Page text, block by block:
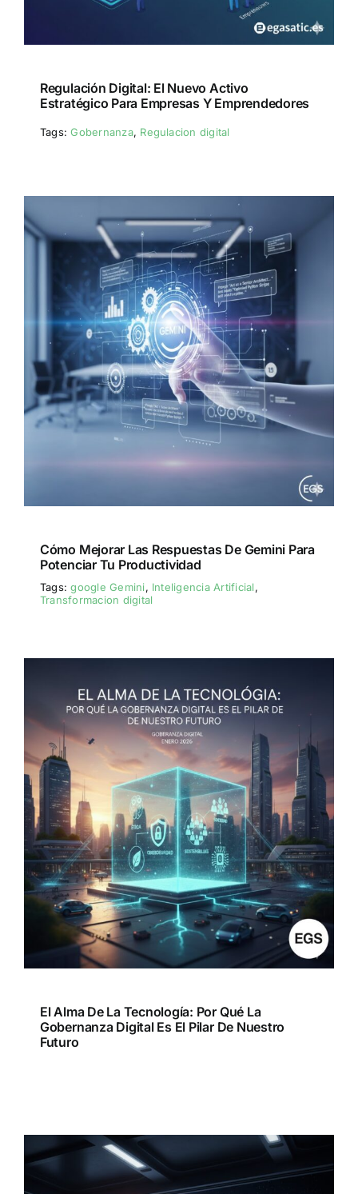
Regulación Digital: El Nuevo Activo
Estratégico Para Empresas Y Emprendedores
Tags:Gobernanza, Regulacion digital
Cómo Mejorar Las Respuestas De Gemini Para
Potenciar Tu Productividad
Tags:google Gemini, Inteligencia Artificial,
Transformacion digital
El Alma De La Tecnología: Por Qué La
Gobernanza Digital Es El Pilar De Nuestro
Futuro